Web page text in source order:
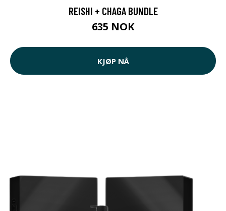
REISHI + CHAGA BUNDLE
635 NOK
KJØP NÅ